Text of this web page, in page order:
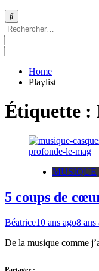
Rechercher :
Home
Playlist
Étiquette :
MUSIQUE
5 coups de
Béatrice10 ans ago8 ans
De la musique comme